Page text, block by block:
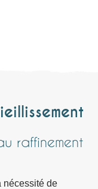
raffinement
nécessité de